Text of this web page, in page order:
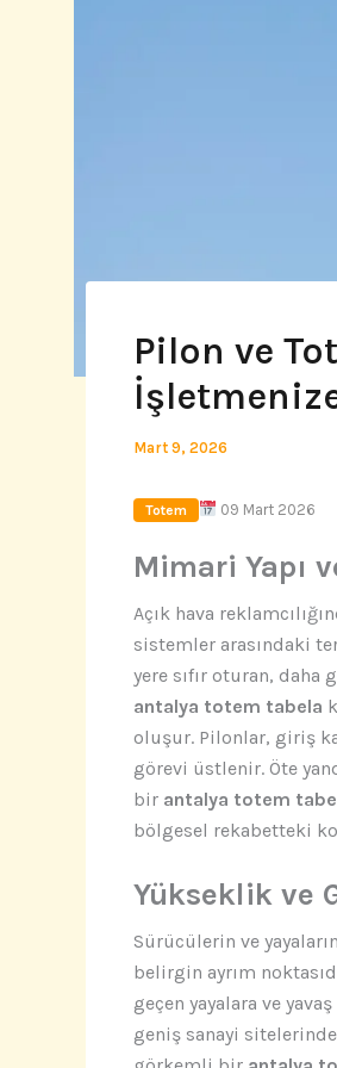
Pilon ve
Mart 9, 2026
Totem 09 Mart 2026
Mimari Yapı
Açık hava
sistemler arasındaki
yere sıfır oturan,
antalya totem tabela
oluşur. Pilonlar, giriş
görevi üstlenir. Öte
bir antalya totem
bölgesel rekabetteki
Yükseklik ve
Sürücülerin ve
belirgin ayrım
geçen yayalara ve
geniş sanayi